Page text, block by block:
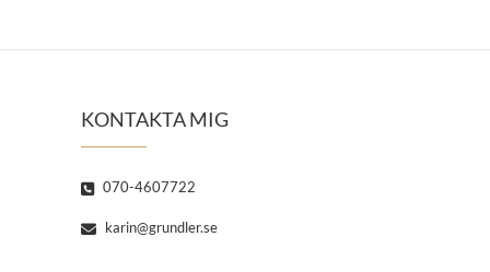
KONTAKTA MIG
070-4607722
karin@grundler.se